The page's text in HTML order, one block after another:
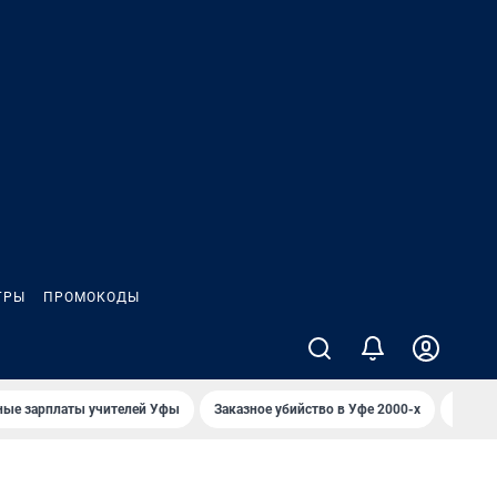
ПРОМОКОДЫ
зарплаты учителей Уфы Заказное убийство в Уфе 2000-х